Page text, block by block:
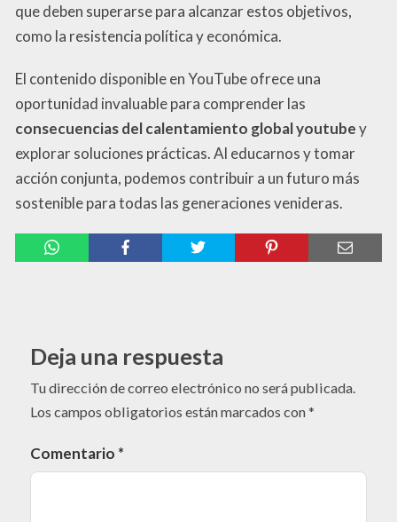
que deben superarse para alcanzar estos objetivos,
como la resistencia política y económica.
El contenido disponible en YouTube ofrece una
oportunidad invaluable para comprender las
consecuencias del calentamiento global youtubey
explorar soluciones prácticas. Al educarnos y tomar
acción conjunta, podemos contribuir a un futuro más
sostenible para todas las generaciones venideras.
Deja una respuesta
Tu dirección de correo electrónico no será publicada.
Los campos obligatorios están marcados con*
Comentario *